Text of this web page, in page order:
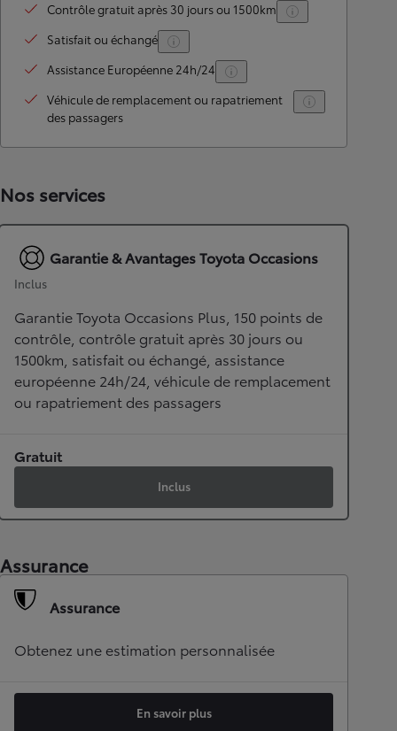
Contrôle gratuit après 30 jours ou 1500km
Satisfait ou échangé
Assistance Européenne 24h/24
Véhicule de remplacement ou rapatriement
des passagers
Nos services
Garantie & Avantages Toyota Occasions
Inclus
Garantie Toyota Occasions Plus, 150 points de
contrôle, contrôle gratuit après 30 jours ou
1500km, satisfait ou échangé, assistance
européenne 24h/24, véhicule de remplacement
ou rapatriement des passagers
Gratuit
Inclus
Assurance
Assurance
Obtenez une estimation personnalisée
En savoir plus